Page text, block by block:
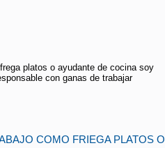
platos o ayudante de cocina soy
con ganas de trabajar
COMO FRIEGA PLATOS O